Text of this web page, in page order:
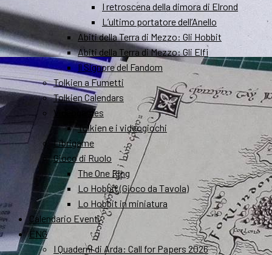
I retroscena della dimora di Elrond
L’ultimo portatore dell’Anello
Abiti della Terra di Mezzo: Gli Hobbit
Abiti della Terra di Mezzo: Gli Elfi
Il Signore del Fandom
Tolkien a Fumetti
Tolkien Calendars
Videogames
Tolkien e i videogiochi
Librigame
Gioco di Ruolo
The One Ring
Lo Hobbit (Gioco da Tavola)
Lo Hobbit in miniatura
Calendario Eventi
ENG
I Quaderni di Arda: Call for Papers 2026